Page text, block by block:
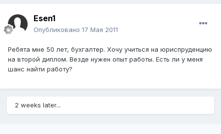
Esen1
Опубликовано 17 Мая 2011
Ребята мне 50 лет, бухгалтер. Хочу учиться на юриспруденцию
на второй диплом. Везде нужен опыт работы. Есть ли у меня
шанс найти работу?
2 weeks later...